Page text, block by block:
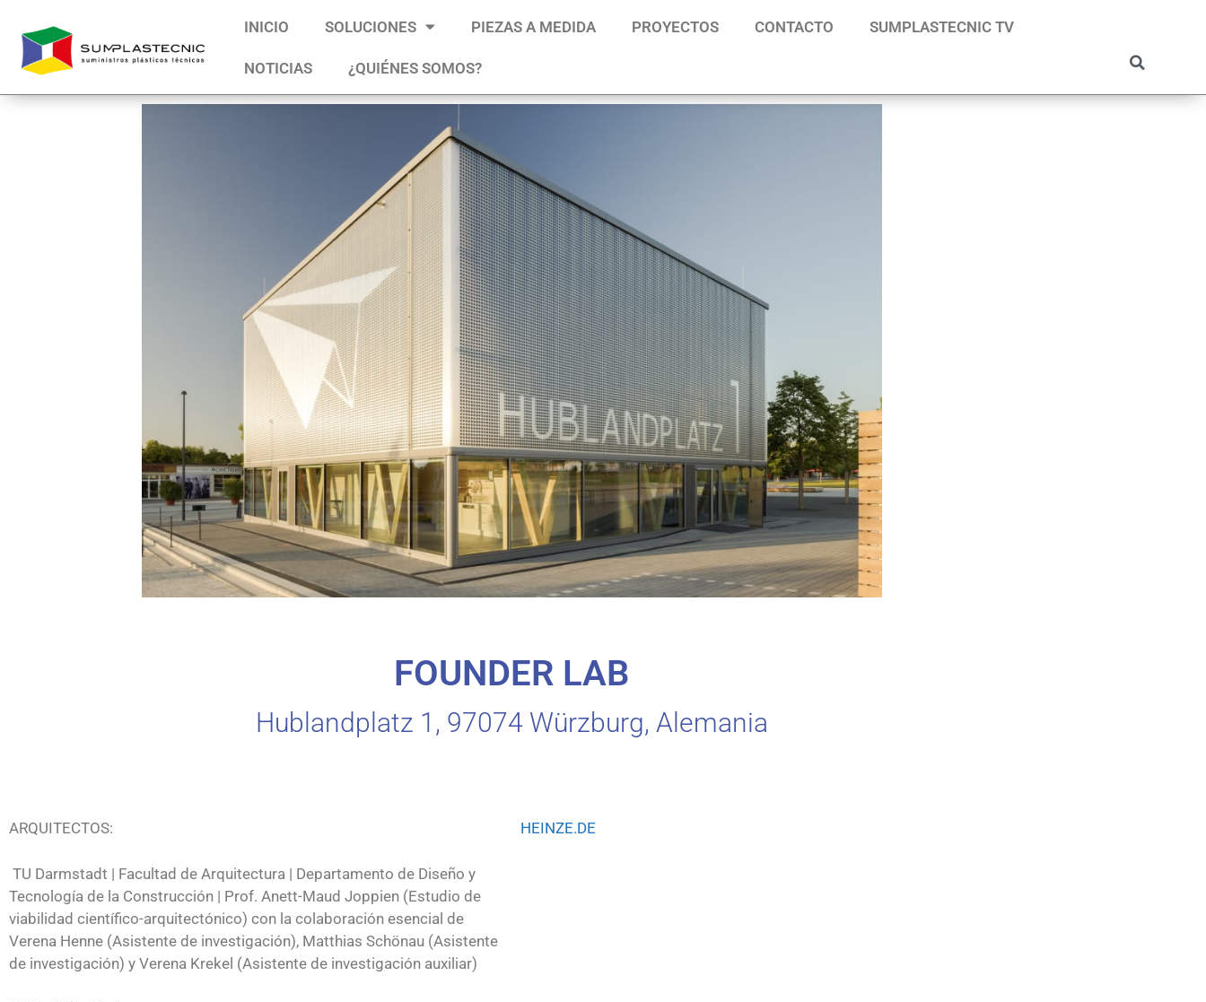
INICIO SOLUCIONES PIEZAS A MEDIDA PROYECTOS CONTACTO SUMPLASTECNIC TV
NOTICIAS ¿QUIÉNES SOMOS?
FOUNDER LAB
Hublandplatz 1, 97074 Würzburg, Alemania
ARQUITECTOS:
TU Darmstadt | Facultad de Arquitectura | Departamento de Diseño y
Tecnología de la Construcción | Prof. Anett-Maud Joppien (Estudio de
viabilidad científico-arquitectónico) con la colaboración esencial de
Verena Henne (Asistente de investigación), Matthias Schönau (Asistente
de investigación) y Verena Krekel (Asistente de investigación auxiliar)
HEINZE.DE